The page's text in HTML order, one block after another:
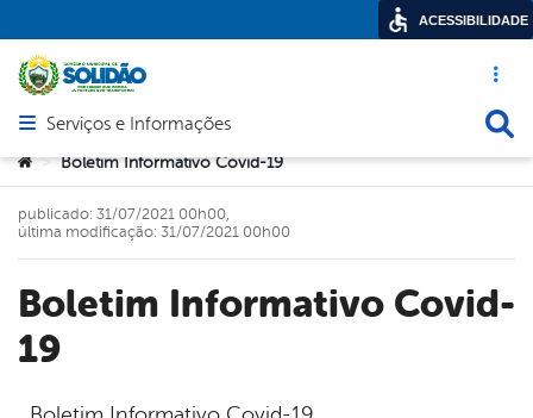
Acesso
Abrir menu principal de navegação
Serviços e Informações
Você está aqui:
> Boletim Informativo Covid-19
Boletim Informativo Covid-
19
publicado: 31/07/2021 00h00,
última modificação: 31/07/2021 00h00
ACESSIBILIDADE